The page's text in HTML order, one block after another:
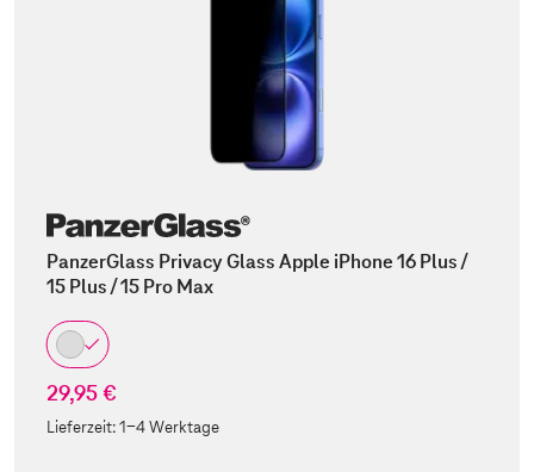
PanzerGlass Privacy Glass Apple iPhone 16 Plus /
15 Plus / 15 Pro Max
29,95 €
Lieferzeit:1-4 Werktage